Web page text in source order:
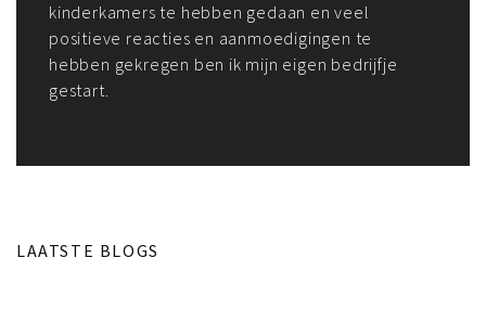
kinderkamers te hebben gedaan en veel
positieve reacties en aanmoedigingen te
hebben gekregen ben ik mijn eigen bedrijfje
gestart.
LAATSTE BLOGS